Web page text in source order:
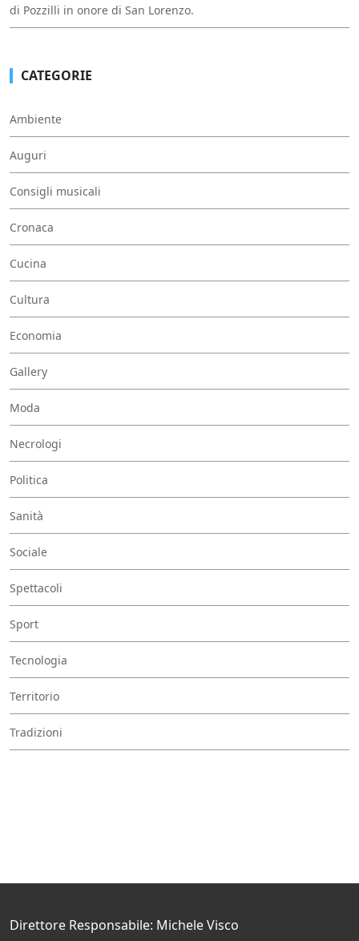
di Pozzilli in onore di San Lorenzo.
CATEGORIE
Ambiente
Auguri
Consigli musicali
Cronaca
Cucina
Cultura
Economia
Gallery
Moda
Necrologi
Politica
Sanità
Sociale
Spettacoli
Sport
Tecnologia
Territorio
Tradizioni
Direttore Responsabile: Michele Visco